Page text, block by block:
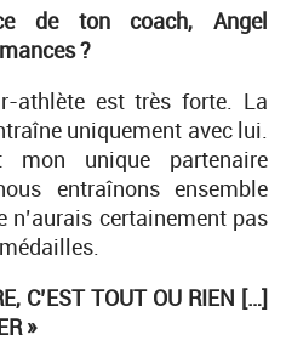
de ton coach, Angel
?
athlète est très forte. La
uniquement avec lui.
mon unique partenaire
entraînons ensemble
certainement pas
C’EST TOUT OU RIEN […]
»